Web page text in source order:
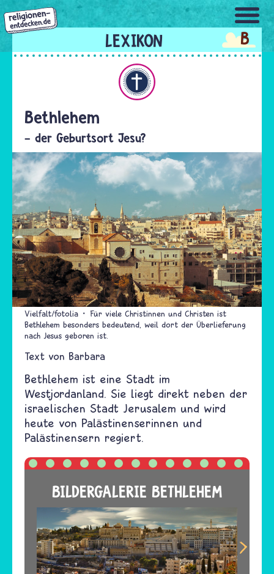
Direkt
zum
Inhalt
B
Bethlehem
- der Geburtsort Jesu?
Vielfalt/fotolia
Für viele Christinnen und Christen ist
Bethlehem besonders bedeutend, weil dort der Überlieferung
nach Jesus geboren ist.
Text von Barbara
Bethlehem ist eine Stadt im
Westjordanland. Sie liegt direkt neben der
israelischen Stadt Jerusalem und wird
heute von Palästinenserinnen und
Palästinensern regiert.
BILDERGALERIE BETHLEHEM